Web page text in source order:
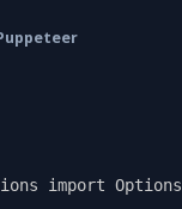
import Options